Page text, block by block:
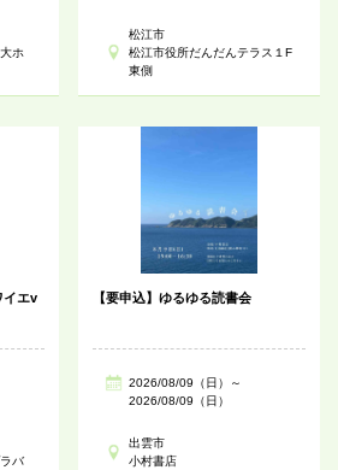
ホ
松江市
松江市役所だんだんテラス１F
東側
イエv
バ
【要申込】ゆるゆる読書会
2026/08/09（日）～
2026/08/09（日）
出雲市
小村書店